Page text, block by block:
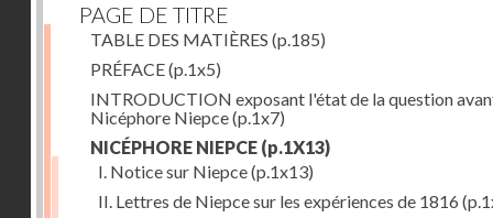
PAGE DE TITRE
TABLE DES MATIÈRES (p.185)
PRÉFACE(p.1x5)
INTRODUCTION exposant l'état de la question
Nicéphore Niepce(p.1x7)
NICÉPHORE NIEPCE (p.1X13)
I. Notice sur Niepce(p.1x13)
II. Lettres de Niepce sur les expériences de 1816